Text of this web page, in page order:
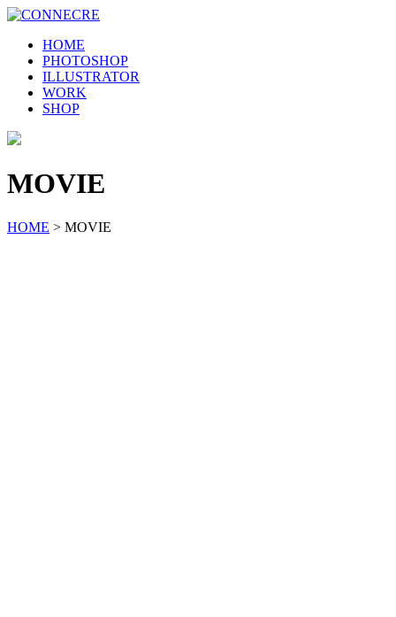
HOME
PHOTOSHOP
ILLUSTRATOR
WORK
SHOP
MOVIE
HOME > MOVIE